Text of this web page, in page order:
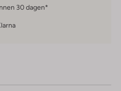
30 dagen*